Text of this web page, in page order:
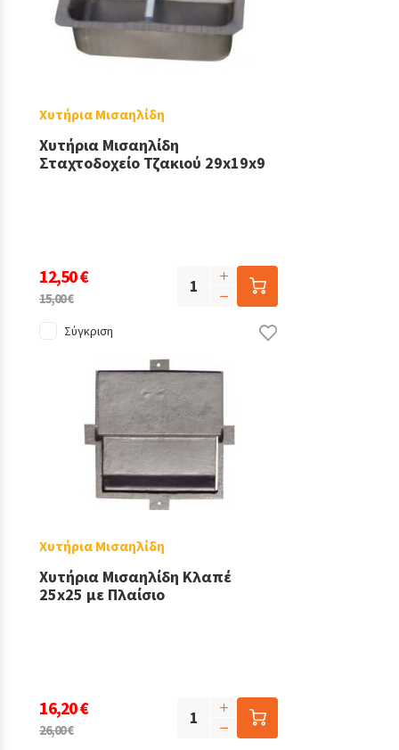
Χυτήρια Μισαηλίδη
Χυτήρια Μισαηλίδη
Σταχτοδοχείο Τζακιού 29x19x9
12,50 €
15,00 €
Σύγκριση
Χυτήρια Μισαηλίδη
Χυτήρια Μισαηλίδη Κλαπέ
25x25 με Πλαίσιο
16,20 €
26,00 €